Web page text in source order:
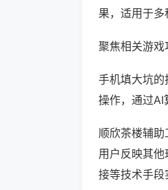
果，适用于多
聚焦相关游戏
手机填大坑
操作，通过AI
顺欣茶楼辅助
用户反映其他
接等技术手段